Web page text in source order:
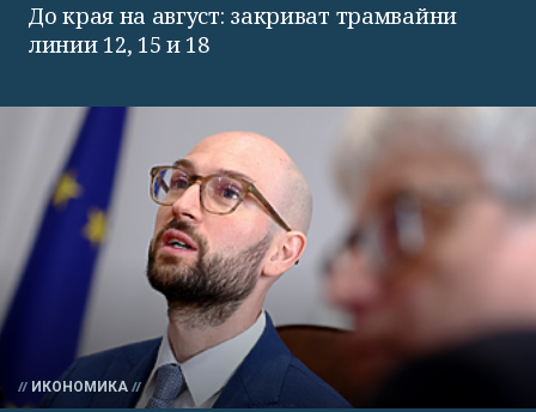
До края на август: закриват трамвайни
линии 12, 15 и 18
ИКОНОМИКА